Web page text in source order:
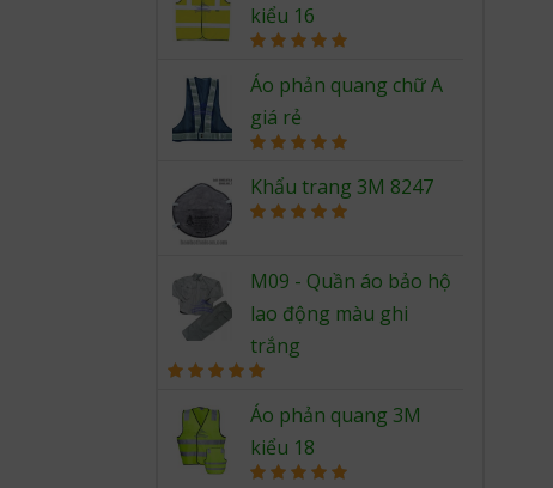
kiểu 16
out of 5
Áo phản quang chữ A
giá rẻ
out of 5
Khẩu trang 3M 8247
M09 - Quần áo bảo hộ
lao động màu ghi
trắng
out of 5
Áo phản quang 3M
kiểu 18